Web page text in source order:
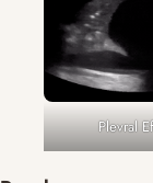
Plevral